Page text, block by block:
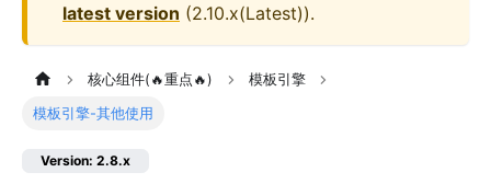
latest version (2.10.x(Latest)).
核心组件(🔥重点🔥) 模板引擎
模板引擎-其他使用
Version: 2.8.x